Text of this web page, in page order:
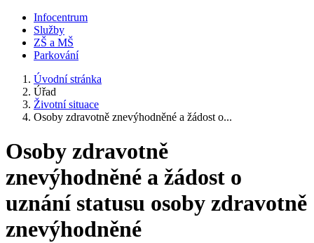
Infocentrum
Služby
ZŠ a MŠ
Parkování
Úvodní stránka
Úřad
Životní situace
Osoby zdravotně znevýhodněné a žádost o...
Osoby zdravotně
znevýhodněné a žádost o
uznání statusu osoby zdravotně
znevýhodněné